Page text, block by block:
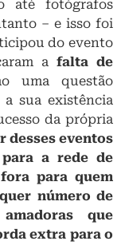
até fotógrafos
– e isso foi
do evento
a falta de
uma questão
sua existência
da própria
desses eventos
a rede de
para quem
número de
que
extra para o